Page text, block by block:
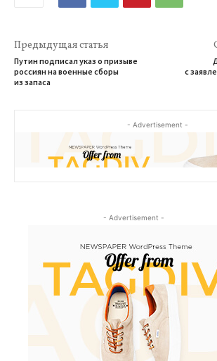
Предыдущая статья
Путин подписал указ о призыве
россиян на военные сборы
из запаса
с
- Advertisement -
- Advertisement -